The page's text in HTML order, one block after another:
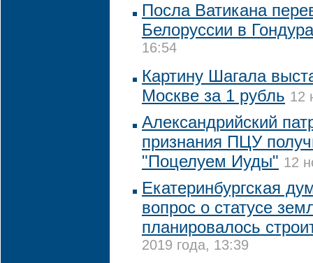
Посла Ватикана
Белоруссии в
16:54
Картину Шагала
Москве за 1 рубль 12
Александрийский
признания ПЦУ
"Поцелуем Иуды" 12
Екатеринбургская
вопрос о статусе
планировалось
2019 года, 13:39